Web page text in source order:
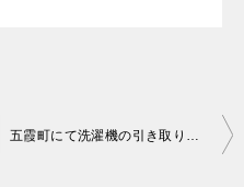
五霞町にて洗濯機の引き取り お客様の声